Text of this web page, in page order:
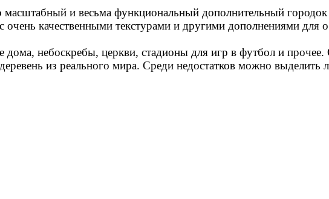
масштабный и весьма функциональный дополнительный
качественными текстурами и другими дополнениями для
дома, небоскребы, церкви, стадионы для игр в футбол и
из реального мира. Среди недостатков можно выделить